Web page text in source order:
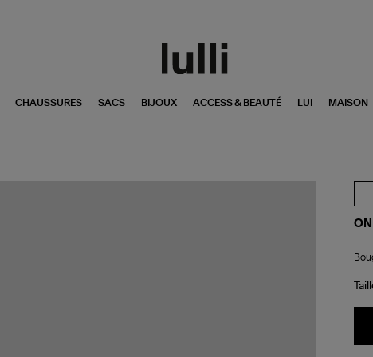
CHAUSSURES SACS BIJOUX ACCESS & BEAUTÉ LUI MAISON